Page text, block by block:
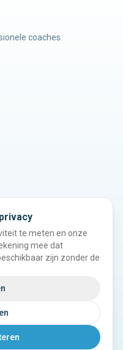
coaches.
rechten voorbehouden.
te meten en onze
mee dat
zijn zonder de